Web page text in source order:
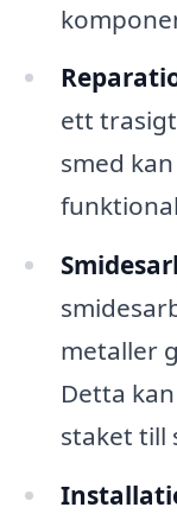
ett
smed
metaller
Detta
staket till